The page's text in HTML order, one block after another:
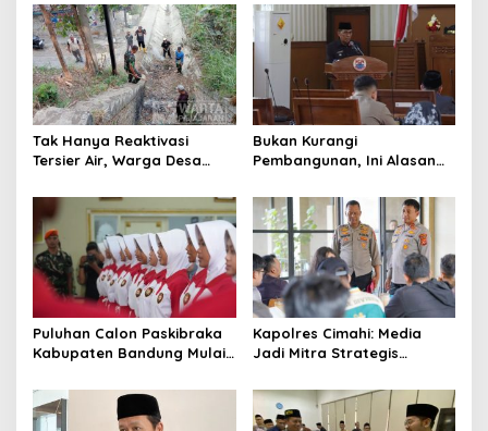
Tak Hanya Reaktivasi
Tersier Air, Warga Desa
Alternatif di Padalarang
Bukan Kurangi
Pembangunan, Ini Alasan
Pengurangan Belanja
Daerah
Puluhan Calon Paskibraka
Kabupaten Bandung Mulai
Kapolres Cimahi: Media
Jadi Mitra Strategis
Publik